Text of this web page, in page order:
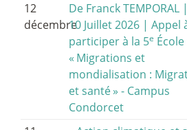
12
décembre
De Franck TEMPORAL
10 Juillet 2026 | Appel
participer à la 5e École
« Migrations et
mondialisation :
et santé» - Campus
Condorcet